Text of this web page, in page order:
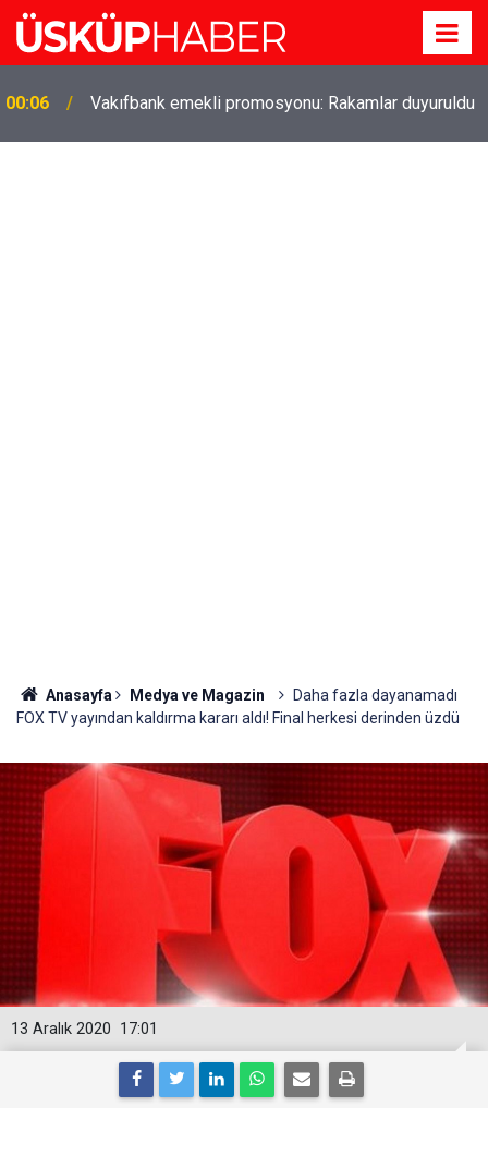
19:21
Gözde oldu! Hem köy hem mahalle hayatı iç içe!
İzmir'deki doğal semt
Anasayfa Medya ve Magazin
Daha fazla dayanamadı
FOX TV yayından kaldırma kararı aldı! Final herkesi derinden üzdü
17:01
13 Aralık 2020